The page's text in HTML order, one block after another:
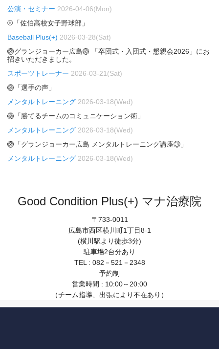
公演・セミナー 2026-04-06(Mon)
⚾「佐伯高校女子野球部」
Baseball Plus(+) 2026-03-28(Sat)
🏐グランジョーカー広島🏐 「卒団式・入団式・懇親会2026」にお
招きいただきました。
スポーツトレーナー 2026-03-21(Sat)
🏐「選手の声」
メンタルトレーニング 2026-03-18(Wed)
🏐「勝てるチームのコミュニケーション術」
メンタルトレーニング 2026-03-18(Wed)
🏐「グランジョーカー広島 メンタルトレーニング講座③」
メンタルトレーニング 2026-03-18(Wed)
Good Condition Plus(+) マナ治療院
〒733-0011
広島市西区横川町1丁目8-1
(横川駅より徒歩3分)
駐車場2台分あり
TEL : 082－521－2348
予約制
営業時間 : 10:00～20:00
（チーム指導、出張により不在あり）